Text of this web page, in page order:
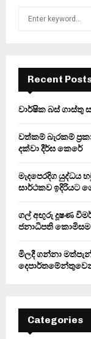
f
r
Recent
වාර්ෂික බස්
වත්කම් බැරකම්
දක්වා දීර්ඝ කෙරේ
මැදපෙරදිග යුද්ධය
සාර්ථකව ඉදිරියට
ගල් අඟුරු දූෂණ
ජනාධිපති කොමිසම
මිලදී ගන්නා
Categories